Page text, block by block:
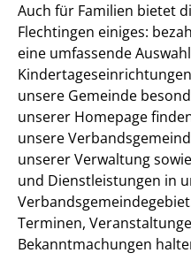
Auch für Familien bietet
Flechtingen einiges:
eine umfassende
unsere Gemeinde
unserer Homepage
unsere
unserer Verwaltung
und Dienstleistungen in
Terminen,
Bekanntmachungen